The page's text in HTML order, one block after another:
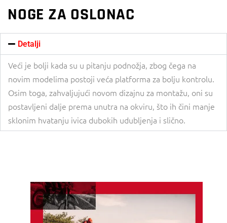
NOGE ZA OSLONAC
Detalji
Veći je bolji kada su u pitanju podnožja, zbog čega na
novim modelima postoji veća platforma za bolju kontrolu.
Osim toga, zahvaljujući novom dizajnu za montažu, oni su
postavljeni dalje prema unutra na okviru, što ih čini manje
sklonim hvatanju ivica dubokih udubljenja i slično.